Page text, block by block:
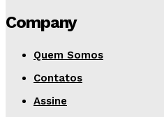
Company
Quem Somos
Contatos
Assine